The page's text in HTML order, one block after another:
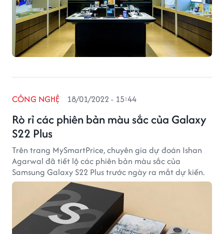
Rò rỉ các phiên bản màu sắc của Galaxy
S22 Plus
CÔNG NGHỆ 18/01/2022 - 15:44
Trên trang MySmartPrice, chuyên gia dự đoán Ishan
Agarwal đã tiết lộ các phiên bản màu sắc của
Samsung Galaxy S22 Plus trước ngày ra mắt dự kiến.